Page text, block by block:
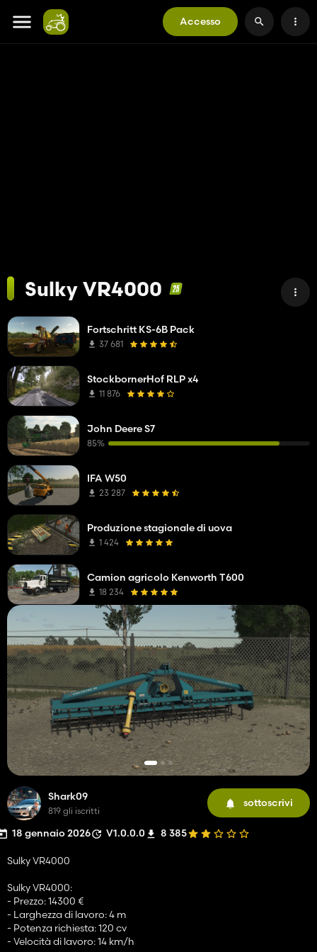
Accesso
Sulky VR4000
Shark09
819 gli iscritti
sottoscrivi
18 gennaio 2026 V1.0.0.0 8 385
Sulky VR4000
Sulky VR4000:
- Prezzo: 14300 €
- Larghezza di lavoro: 4 m
- Potenza richiesta: 120 cv
- Velocità di lavoro: 14 km/h
Fortschritt KS-6B Pack
37 681
StockbornerHof RLP x4
11 876
John Deere S7
85%
IFA W50
23 287
Produzione stagionale di uova
1 424
Camion agricolo Kenworth T600
18 234